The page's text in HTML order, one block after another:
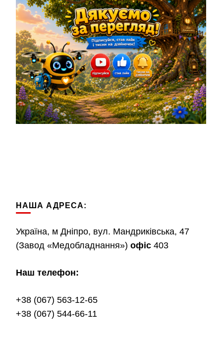
НАША АДРЕСА:
Україна, м Дніпро, вул. Мандриківська, 47
(Завод «Медобладнання») офіс 403
Наш телефон:
+38 (067) 563-12-65
+38 (067) 544-66-11